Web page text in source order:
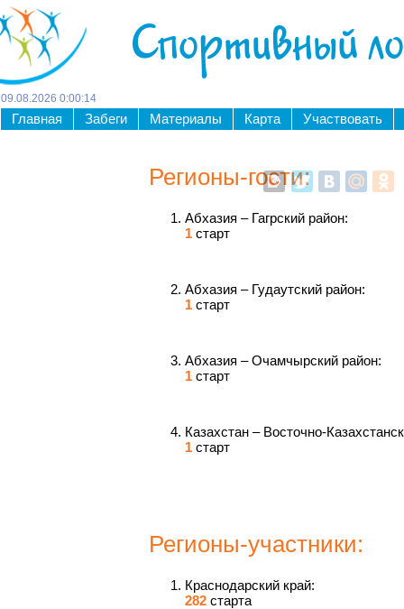
Спортивный
09 08 2026 0:00:15
Главная Забеги Материалы Карта Участвовать
Регионы-гости:
Абхазия – Гагрский район:
1 старт
Абхазия – Гудаутский район:
1 старт
Абхазия – Очамчырский район:
1 старт
Казахстан – Восточно-
1 старт
Регионы-участники:
Краснодарский край:
282 старта